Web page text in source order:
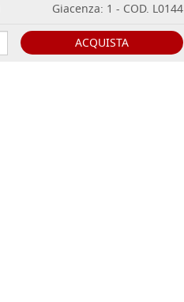
Giacenza: 1 - COD. L0144
ACQUISTA